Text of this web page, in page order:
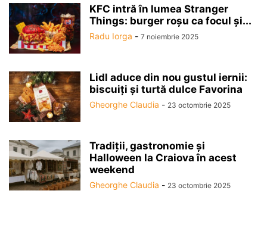
KFC intră în lumea Stranger
Things: burger roșu ca focul și...
Radu Iorga - 7 noiembrie 2025
Lidl aduce din nou gustul iernii:
biscuiți și turtă dulce Favorina
Gheorghe Claudia - 23 octombrie 2025
Tradiții, gastronomie și
Halloween la Craiova în acest
weekend
Gheorghe Claudia - 23 octombrie 2025